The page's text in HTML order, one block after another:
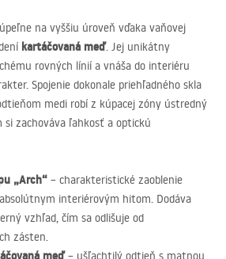
na vyššiu úroveň vďaka vaňovej
kartáčovaná meď. Jej unikátny
rovných línií a vnáša do interiéru
Spojenie dokonale priehľadného skla
medi robí z kúpacej zóny ústredný
si zachováva ľahkosť a optickú
„Arch“ – charakteristické zaoblenie
interiérovým hitom. Dodáva
vzhľad, čím sa odlišuje od
zásten.
meď– ušľachtilý odtieň s matnou